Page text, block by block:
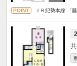
ＪＲ紀勢本線 「